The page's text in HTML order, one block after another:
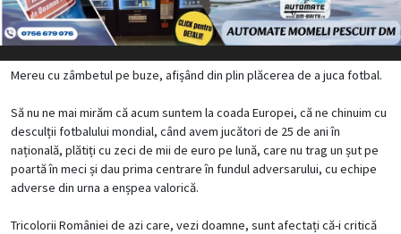
Mereu cu zâmbetul pe buze, afișând din plin plăcerea de a juca fotbal.
Să nu ne mai mirăm că acum suntem la coada Europei, că ne chinuim cu
desculții fotbalului mondial, când avem jucători de 25 de ani în
națională, plătiți cu zeci de mii de euro pe lună, care nu trag un șut pe
poartă în meci și dau prima centrare în fundul adversarului, cu echipe
adverse din urna a enșpea valorică.
Tricolorii României de azi care, vezi doamne, sunt afectați că-i critică